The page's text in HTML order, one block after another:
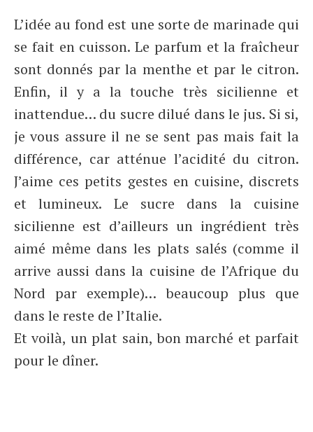
L’idée au fond est une sorte de marinade qui
se fait en cuisson. Le parfum et la fraîcheur
sont donnés par la menthe et par le citron.
Enfin, il y a la touche très sicilienne et
inattendue… du sucre dilué dans le jus. Si si,
je vous assure il ne se sent pas mais fait la
différence, car atténue l’acidité du citron.
J’aime ces petits gestes en cuisine, discrets
et lumineux. Le sucre dans la cuisine
sicilienne est d’ailleurs un ingrédient très
aimé même dans les plats salés (comme il
arrive aussi dans la cuisine de l’Afrique du
Nord par exemple)… beaucoup plus que
dans le reste de l’Italie.
Et voilà, un plat sain, bon marché et parfait
pour le dîner.